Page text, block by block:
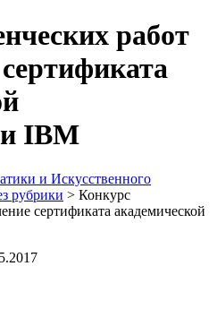
работ
IBM
и Искусственного
рубрики > Конкурс
сертификата академической